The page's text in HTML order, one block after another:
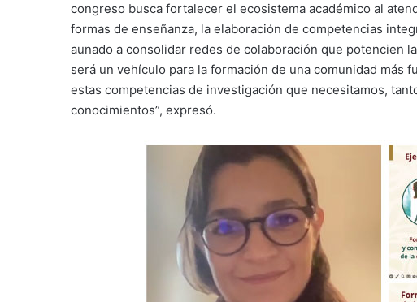
congreso busca fortalecer el ecosistema académico al
formas de enseñanza, la elaboración de competencias
aunado a consolidar redes de colaboración que potencien
será un vehículo para la formación de una comunidad más
estas competencias de investigación que necesitamos,
conocimientos”, expresó.